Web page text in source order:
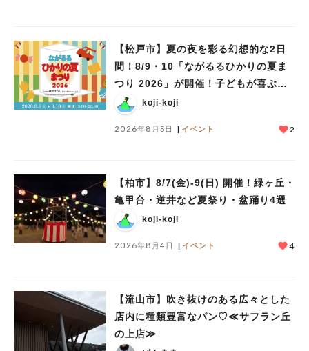
【松戸市】夏の夜を彩る幻想的な2日
間！8/9・10「ながるるひかりの夏ま
つり 2026」が開催！子どもが喜ぶワ
ークショップや限定ヒーローショーも
koji-koji
2026年8月5日 イベント 2
【柏市】8/7(金)‐9(日) 開催！緑ヶ丘・
亀甲台・逆井など夏祭り・盆踊り4選
koji-koji
2026年8月4日 イベント 4
【流山市】吹き抜けのある広々とした
店内に種類豊富なパン♡≪サフラン丘
の上店≫
人気のキーワード